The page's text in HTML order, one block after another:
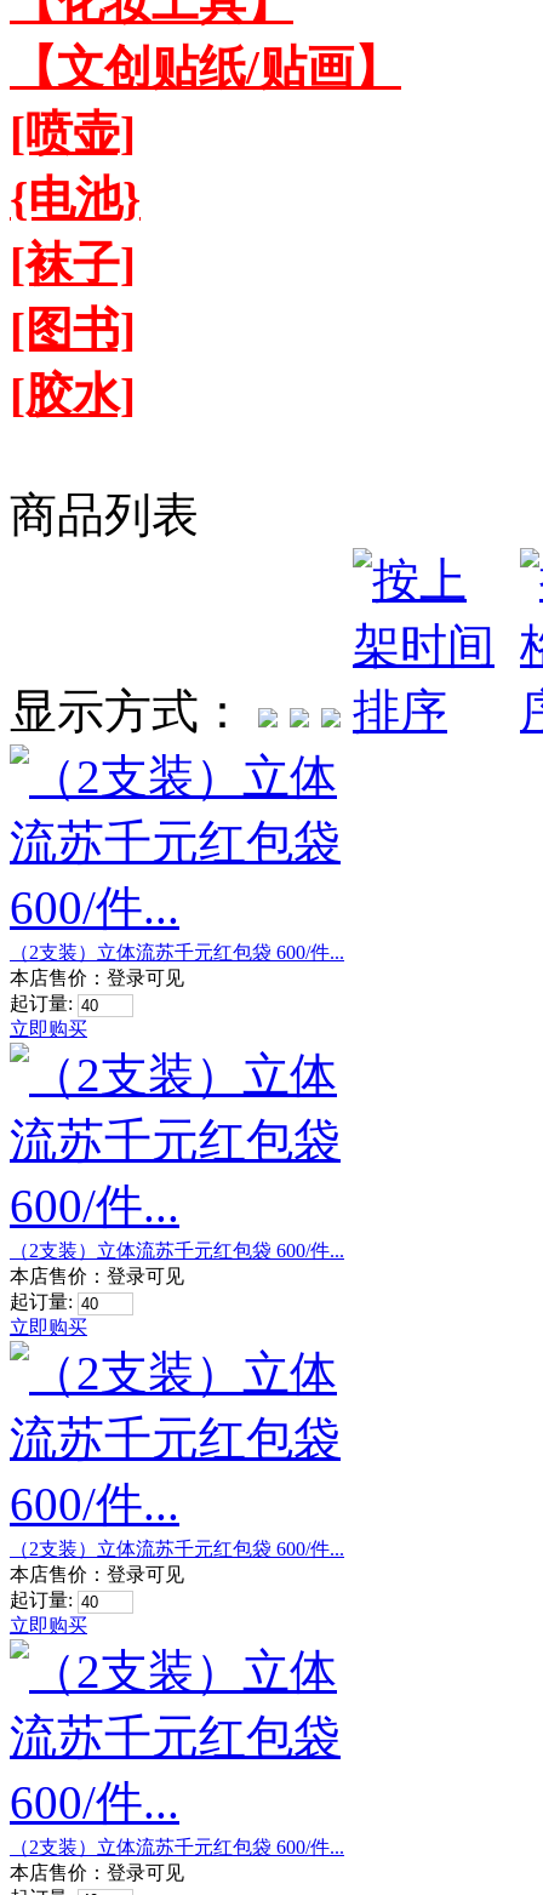
【文创贴纸/贴画】
[喷壶]
{电池}
[袜子]
[图书]
[胶水]
商品列表
显示方式：
（2支装）立体流苏千元红包袋 600/件...
本店售价： 登录可见
起订量:
立即购买
（2支装）立体流苏千元红包袋 600/件...
本店售价： 登录可见
起订量:
立即购买
（2支装）立体流苏千元红包袋 600/件...
本店售价： 登录可见
起订量:
立即购买
（2支装）立体流苏千元红包袋 600/件...
本店售价： 登录可见